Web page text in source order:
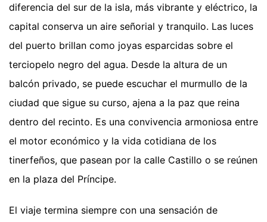
diferencia del sur de la isla, más vibrante y eléctrico, la
capital conserva un aire señorial y tranquilo. Las luces
del puerto brillan como joyas esparcidas sobre el
terciopelo negro del agua. Desde la altura de un
balcón privado, se puede escuchar el murmullo de la
ciudad que sigue su curso, ajena a la paz que reina
dentro del recinto. Es una convivencia armoniosa entre
el motor económico y la vida cotidiana de los
tinerfeños, que pasean por la calle Castillo o se reúnen
en la plaza del Príncipe.
El viaje termina siempre con una sensación de